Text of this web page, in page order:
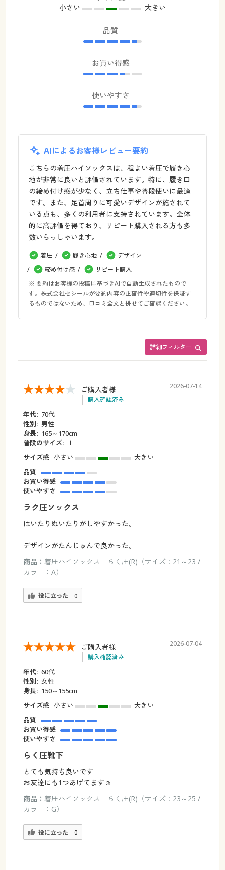
小さい 大きい
品質
お買い得感
使いやすさ
AIによるお客様レビュー要約
こちらの着圧ハイソックスは、程よい着圧で履き心
地が非常に良いと評価されています。特に、履き口
の締め付け感が少なく、立ち仕事や普段使いに最適
です。また、足首周りに可愛いデザインが施されて
いる点も、多くの利用者に支持されています。全体
的に高評価を得ており、リピート購入される方も多
数いらっしゃいます。
着圧 履き心地
デザイン
締め付け感
リピート購入
※ 要約はお客様の投稿に基づきAIで自動生成されたもので
す。株式会社セシールが要約内容の正確性や適切性を保証す
るものではないため、口コミ全文と併せてご確認ください。
詳細フィルター
ご購入者様
購入確認済み
2026-07-14
年代: 70代
性別: 男性
身長: 165～170cm
普段のサイズ:
ｌ
サイズ感 小さい
大きい
品質
お買い得感
使いやすさ
ラク圧ソックス
はいたりぬいたりがしやすかった。
デザインがたんじゅんで良かった。
商品： 着圧ハイソックス らく圧(R)（サイズ：21～23 /
カラー：A）
役に立った 0
ご購入者様
購入確認済み
2026-07-04
年代: 60代
性別: 女性
身長: 150～155cm
サイズ感 小さい
大きい
品質
お買い得感
使いやすさ
らく圧靴下
とても気持ち良いです
お友達にも1つあげてます☺️
商品： 着圧ハイソックス らく圧(R)（サイズ：23～25 /
カラー：G）
役に立った 0